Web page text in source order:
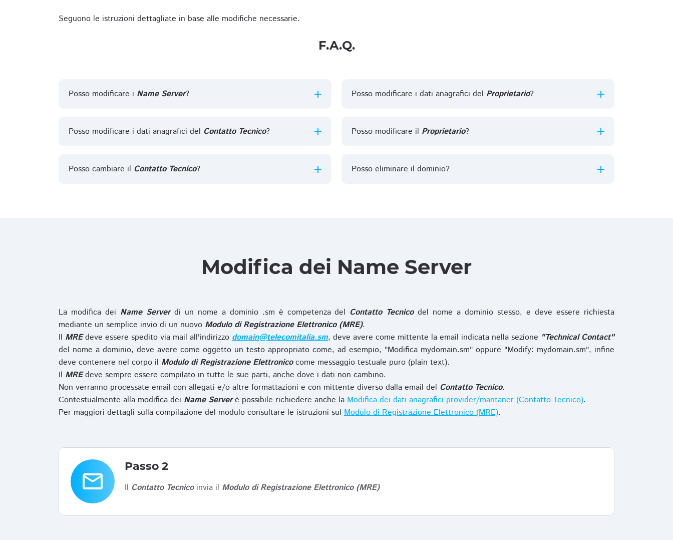
Seguono le istruzioni dettagliate in base alle modifiche necessarie.
F.A.Q.
Posso modificare i Name Server?
Posso modificare i dati anagrafici del Contatto Tecnico?
Posso cambiare il Contatto Tecnico?
Posso modificare i dati anagrafici del Proprietario?
Posso modificare il Proprietario?
Posso eliminare il dominio?
Modifica dei Name Server
La modifica dei Name Serverdi un nome a dominio .sm è competenza del Contatto Tecnicodel nome a dominio stesso, e deve essere richiesta
mediante un semplice invio di un nuovo Modulo di Registrazione Elettronico (MRE).
Il MREdeve essere spedito via mail all'indirizzo domain@telecomitalia.sm, deve avere come mittente la email indicata nella sezione "Technical Contact"
del nome a dominio, deve avere come oggetto un testo appropriato come, ad esempio, "Modifica mydomain.sm" oppure "Modify: mydomain.sm", infine
deve contenere nel corpo il Modulo di Registrazione Elettronicocome messaggio testuale puro (plain text).
Il MREdeve sempre essere compilato in tutte le sue parti, anche dove i dati non cambino.
Non verranno processate email con allegati e/o altre formattazioni e con mittente diverso dalla email del Contatto Tecnico.
Contestualmente alla modifica dei Name Serverè possibile richiedere anche la Modifica dei dati anagrafici provider/mantaner (Contatto Tecnico).
Per maggiori dettagli sulla compilazione del modulo consultare le istruzioni sul Modulo di Registrazione Elettronico (MRE).
email
Passo 2
Il Contatto Tecnicoinvia il Modulo di Registrazione Elettronico (MRE)